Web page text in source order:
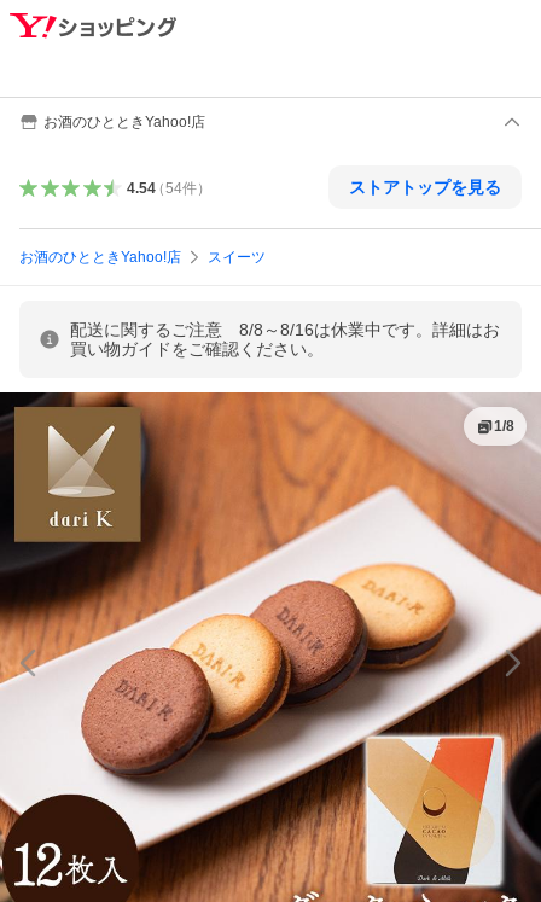
お酒のひとときYahoo!店
4.54（54件） ストアトップを見る
お酒のひとときYahoo!店 スイーツ
配送に関するご注意 8/8～8/16は休業中です。詳細はお
買い物ガイドをご確認ください。
1/8